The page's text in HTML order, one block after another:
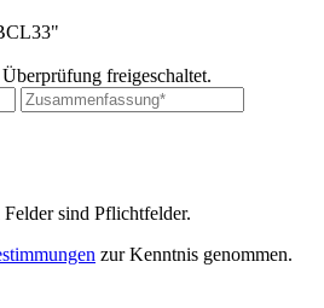
freigeschaltet.
sind Pflichtfelder.
zur Kenntnis genommen.